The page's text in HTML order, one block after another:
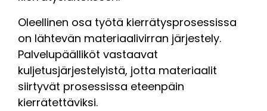
Oleellinen osa työtä kierrätysprosessissa
on lähtevän materiaalivirran järjestely.
Palvelupäälliköt vastaavat
kuljetusjärjestelyistä, jotta materiaalit
siirtyvät prosessissa eteenpäin
kierrätettäviksi.